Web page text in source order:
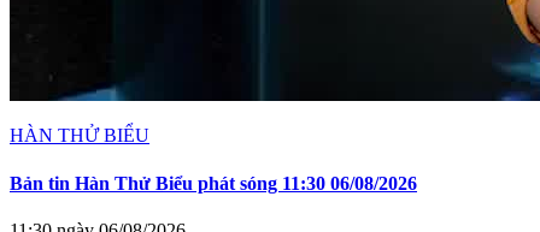
HÀN THỬ BIỂU
Bản tin Hàn Thử Biểu phát sóng 11:30 06/08/2026